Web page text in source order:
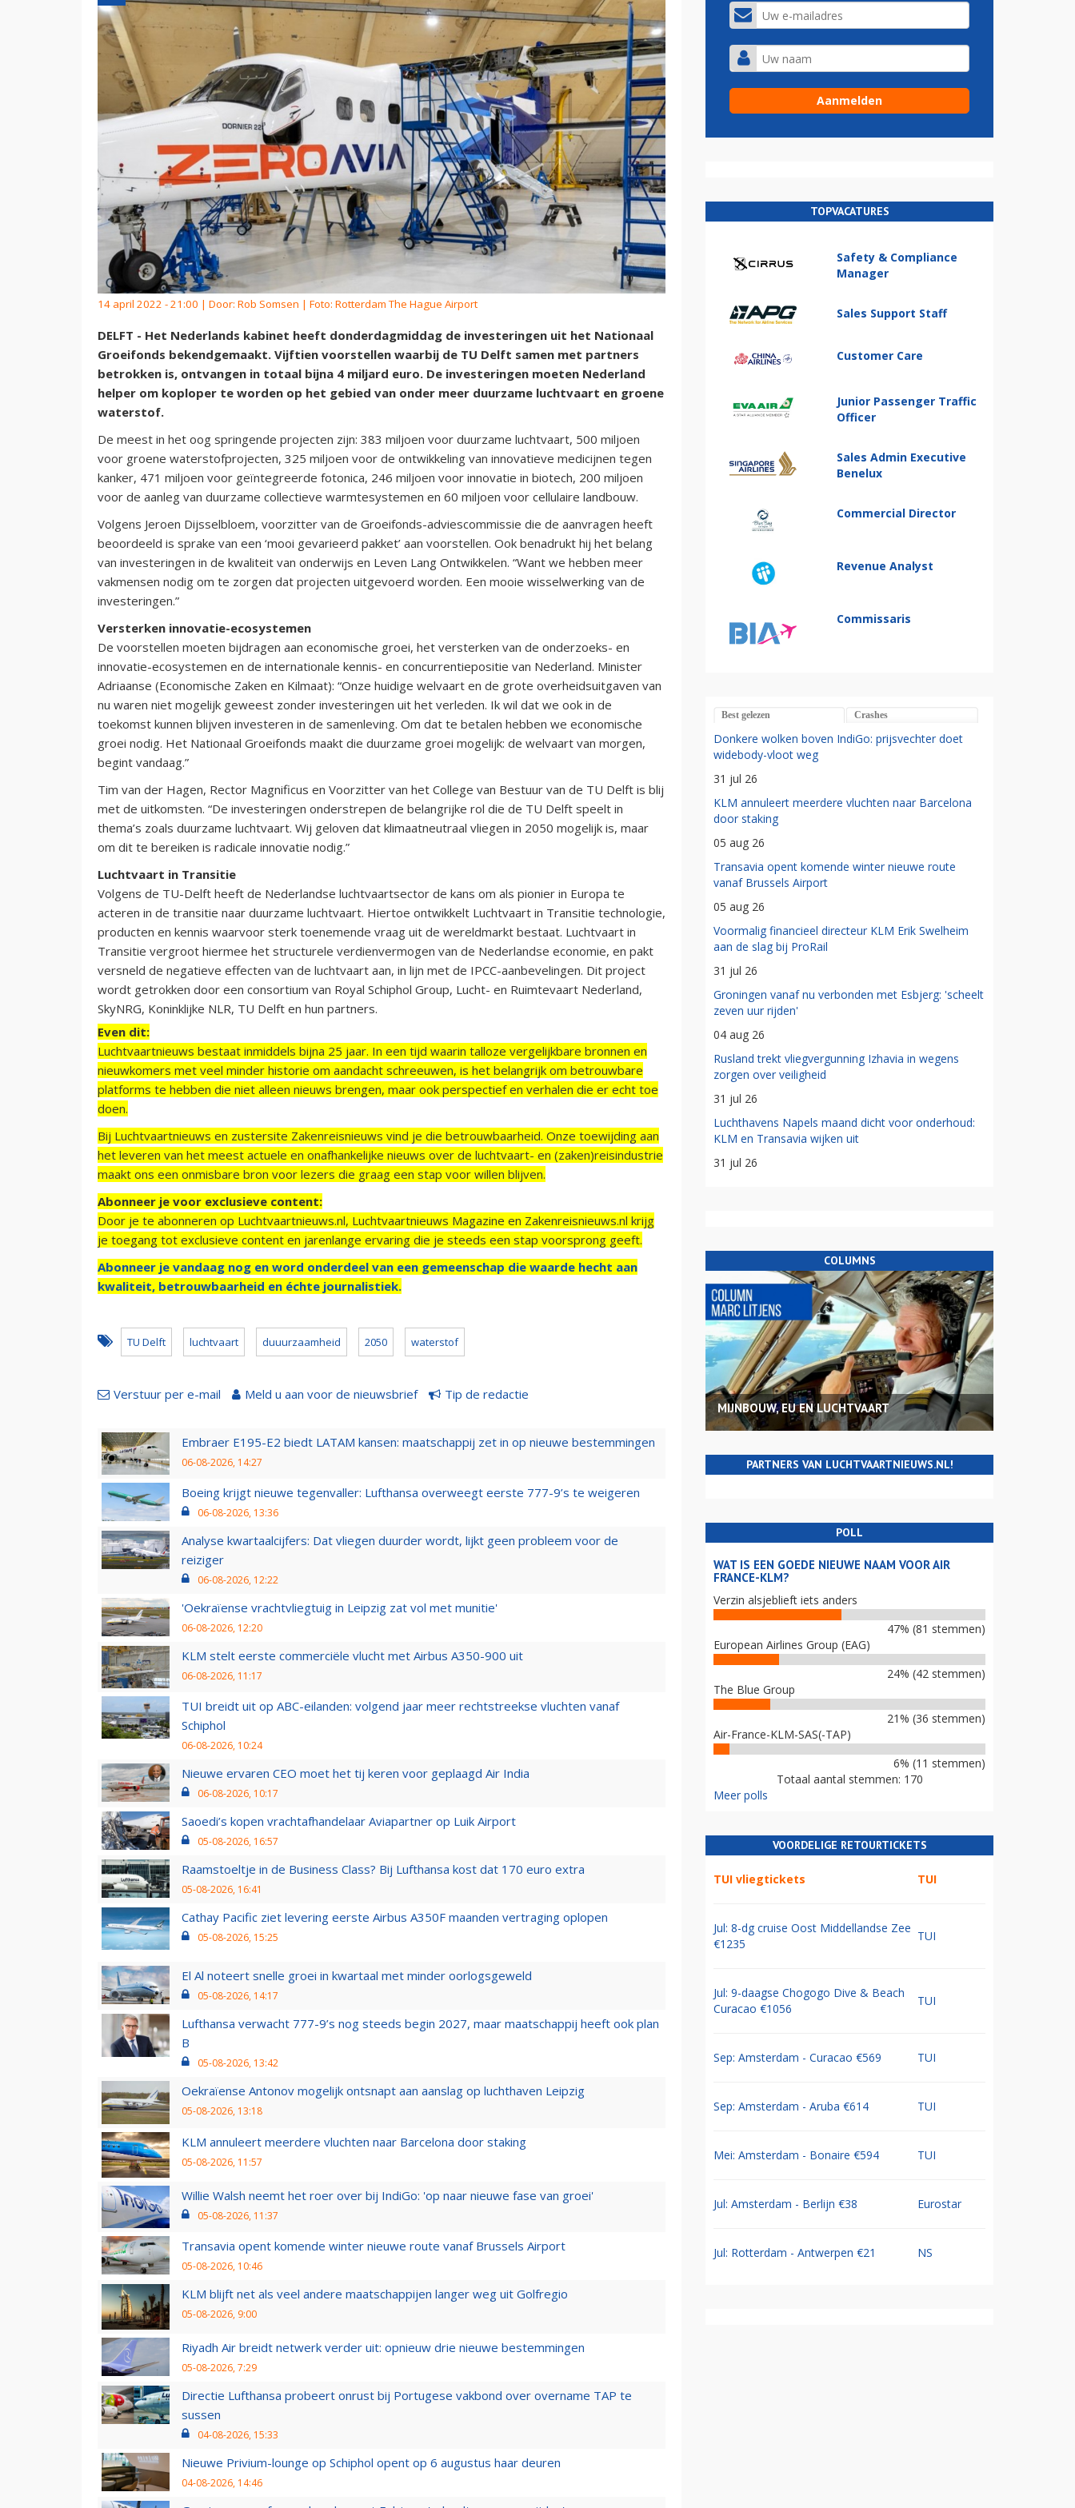
14 april 2022 - 21:00 | Door: Rob Somsen | Foto: Rotterdam The Hague Airport
DELFT - Het Nederlands kabinet heeft donderdagmiddag de investeringen uit het Nationaal
Groeifonds bekendgemaakt. Vijftien voorstellen waarbij de TU Delft samen met partners
betrokken is, ontvangen in totaal bijna 4 miljard euro. De investeringen moeten Nederland
helper om koploper te worden op het gebied van onder meer duurzame luchtvaart en groene
waterstof.
De meest in het oog springende projecten zijn: 383 miljoen voor duurzame luchtvaart, 500 miljoen
voor groene waterstofprojecten, 325 miljoen voor de ontwikkeling van innovatieve medicijnen tegen
kanker, 471 miljoen voor geïntegreerde fotonica, 246 miljoen voor innovatie in biotech, 200 miljoen
voor de aanleg van duurzame collectieve warmtesystemen en 60 miljoen voor cellulaire landbouw.
Volgens Jeroen Dijsselbloem, voorzitter van de Groeifonds-adviescommissie die de aanvragen heeft
beoordeeld is sprake van een ‘mooi gevarieerd pakket’ aan voorstellen. Ook benadrukt hij het belang
van investeringen in de kwaliteit van onderwijs en Leven Lang Ontwikkelen. “Want we hebben meer
vakmensen nodig om te zorgen dat projecten uitgevoerd worden. Een mooie wisselwerking van de
investeringen.”
Versterken innovatie-ecosystemen
De voorstellen moeten bijdragen aan economische groei, het versterken van de onderzoeks- en
innovatie-ecosystemen en de internationale kennis- en concurrentiepositie van Nederland. Minister
Adriaanse (Economische Zaken en Kilmaat): “Onze huidige welvaart en de grote overheidsuitgaven van
nu waren niet mogelijk geweest zonder investeringen uit het verleden. Ik wil dat we ook in de
toekomst kunnen blijven investeren in de samenleving. Om dat te betalen hebben we economische
groei nodig. Het Nationaal Groeifonds maakt die duurzame groei mogelijk: de welvaart van morgen,
begint vandaag.”
Tim van der Hagen, Rector Magnificus en Voorzitter van het College van Bestuur van de TU Delft is blij
met de uitkomsten. “De investeringen onderstrepen de belangrijke rol die de TU Delft speelt in
thema’s zoals duurzame luchtvaart. Wij geloven dat klimaatneutraal vliegen in 2050 mogelijk is, maar
om dit te bereiken is radicale innovatie nodig.”
Luchtvaart in Transitie
Volgens de TU-Delft heeft de Nederlandse luchtvaartsector de kans om als pionier in Europa te
acteren in de transitie naar duurzame luchtvaart. Hiertoe ontwikkelt Luchtvaart in Transitie technologie,
producten en kennis waarvoor sterk toenemende vraag uit de wereldmarkt bestaat. Luchtvaart in
Transitie vergroot hiermee het structurele verdienvermogen van de Nederlandse economie, en pakt
versneld de negatieve effecten van de luchtvaart aan, in lijn met de IPCC-aanbevelingen. Dit project
wordt getrokken door een consortium van Royal Schiphol Group, Lucht- en Ruimtevaart Nederland,
SkyNRG, Koninklijke NLR, TU Delft en hun partners.
Even dit:
Luchtvaartnieuws bestaat inmiddels bijna 25 jaar. In een tijd waarin talloze vergelijkbare bronnen en
nieuwkomers met veel minder historie om aandacht schreeuwen, is het belangrijk om betrouwbare
platforms te hebben die niet alleen nieuws brengen, maar ook perspectief en verhalen die er echt toe
doen.
Bij Luchtvaartnieuws en zustersite Zakenreisnieuws vind je die betrouwbaarheid. Onze toewijding aan
het leveren van het meest actuele en onafhankelijke nieuws over de luchtvaart- en (zaken)reisindustrie
maakt ons een onmisbare bron voor lezers die graag een stap voor willen blijven.
Abonneer je voor exclusieve content:
Door je te abonneren op Luchtvaartnieuws.nl, Luchtvaartnieuws Magazine en Zakenreisnieuws.nl krijg
je toegang tot exclusieve content en jarenlange ervaring die je steeds een stap voorsprong geeft.
Abonneer je vandaag nog en word onderdeel van een gemeenschap die waarde hecht aan
kwaliteit, betrouwbaarheid en échte journalistiek.
TU Delft luchtvaart duuurzaamheid 2050 waterstof
Verstuur per e-mail Meld u aan voor de nieuwsbrief Tip de redactie
Embraer E195-E2 biedt LATAM kansen: maatschappij zet in op nieuwe bestemmingen
06-08-2026, 14:27
Boeing krijgt nieuwe tegenvaller: Lufthansa overweegt eerste 777-9’s te weigeren
06-08-2026, 13:36
Analyse kwartaalcijfers: Dat vliegen duurder wordt, lijkt geen probleem voor de
reiziger
06-08-2026, 12:22
'Oekraïense vrachtvliegtuig in Leipzig zat vol met munitie'
06-08-2026, 12:20
KLM stelt eerste commerciële vlucht met Airbus A350-900 uit
06-08-2026, 11:17
TUI breidt uit op ABC-eilanden: volgend jaar meer rechtstreekse vluchten vanaf
Schiphol
06-08-2026, 10:24
Nieuwe ervaren CEO moet het tij keren voor geplaagd Air India
06-08-2026, 10:17
Saoedi’s kopen vrachtafhandelaar Aviapartner op Luik Airport
05-08-2026, 16:57
Raamstoeltje in de Business Class? Bij Lufthansa kost dat 170 euro extra
05-08-2026, 16:41
Cathay Pacific ziet levering eerste Airbus A350F maanden vertraging oplopen
05-08-2026, 15:25
El Al noteert snelle groei in kwartaal met minder oorlogsgeweld
05-08-2026, 14:17
Lufthansa verwacht 777-9’s nog steeds begin 2027, maar maatschappij heeft ook plan
B
05-08-2026, 13:42
Oekraïense Antonov mogelijk ontsnapt aan aanslag op luchthaven Leipzig
05-08-2026, 13:18
KLM annuleert meerdere vluchten naar Barcelona door staking
05-08-2026, 11:57
Willie Walsh neemt het roer over bij IndiGo: 'op naar nieuwe fase van groei'
05-08-2026, 11:37
Transavia opent komende winter nieuwe route vanaf Brussels Airport
05-08-2026, 10:46
KLM blijft net als veel andere maatschappijen langer weg uit Golfregio
05-08-2026, 9:00
Riyadh Air breidt netwerk verder uit: opnieuw drie nieuwe bestemmingen
05-08-2026, 7:29
Directie Lufthansa probeert onrust bij Portugese vakbond over overname TAP te
sussen
04-08-2026, 15:33
Nieuwe Privium-lounge op Schiphol opent op 6 augustus haar deuren
04-08-2026, 14:46
TOPVACATURES
Safety & Compliance
Manager
Sales Support Staff
Customer Care
Junior Passenger Traffic
Officer
Sales Admin Executive
Benelux
Commercial Director
Revenue Analyst
Commissaris
Best gelezen Crashes
Donkere wolken boven IndiGo: prijsvechter doet
widebody-vloot weg
31 jul 26
KLM annuleert meerdere vluchten naar Barcelona
door staking
05 aug 26
Transavia opent komende winter nieuwe route
vanaf Brussels Airport
05 aug 26
Voormalig financieel directeur KLM Erik Swelheim
aan de slag bij ProRail
31 jul 26
Groningen vanaf nu verbonden met Esbjerg: 'scheelt
zeven uur rijden'
04 aug 26
Rusland trekt vliegvergunning Izhavia in wegens
zorgen over veiligheid
31 jul 26
Luchthavens Napels maand dicht voor onderhoud:
KLM en Transavia wijken uit
31 jul 26
COLUMNS
MIJNBOUW, EU EN LUCHTVAART
PARTNERS VAN LUCHTVAARTNIEUWS.NL!
POLL
WAT IS EEN GOEDE NIEUWE NAAM VOOR AIR
FRANCE-KLM?
Verzin alsjeblieft iets anders
47% (81 stemmen)
European Airlines Group (EAG)
24% (42 stemmen)
The Blue Group
21% (36 stemmen)
Air-France-KLM-SAS(-TAP)
6% (11 stemmen)
Totaal aantal stemmen: 170
Meer polls
VOORDELIGE RETOURTICKETS
TUI vliegtickets TUI
Jul: 8-dg cruise Oost Middellandse Zee
€1235
TUI
Jul: 9-daagse Chogogo Dive & Beach
Curacao €1056
TUI
Sep: Amsterdam - Curacao €569 TUI
Sep: Amsterdam - Aruba €614 TUI
Mei: Amsterdam - Bonaire €594 TUI
Jul: Amsterdam - Berlijn €38 Eurostar
Jul: Rotterdam - Antwerpen €21 NS